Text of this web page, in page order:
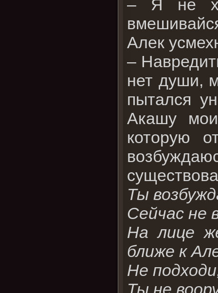
– Я не
Алек
–
нет души,
пытался
Акашу
которую
Ты
Сейчас не
На лице
ближе к
Не
Ты не